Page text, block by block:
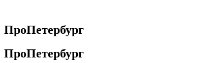
содержимому
ПроПетербург
ПроПетербург